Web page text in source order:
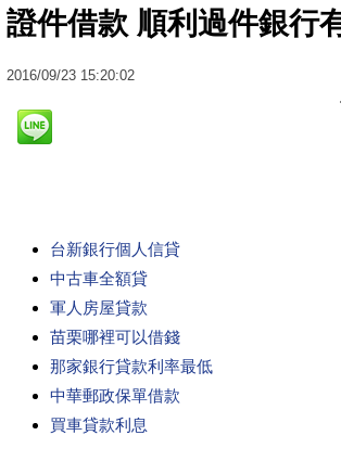
證件借款 順利過件銀行
2016/09/23 15:20:02
台新銀行個人信貸
中古車全額貸
軍人房屋貸款
苗栗哪裡可以借錢
那家銀行貸款利率最低
中華郵政保單借款
買車貸款利息